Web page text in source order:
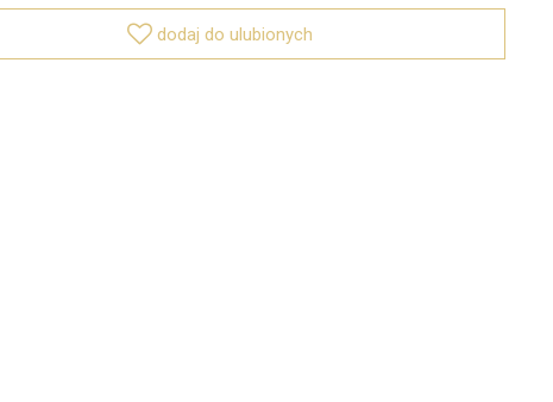
 dodaj do ulubionych